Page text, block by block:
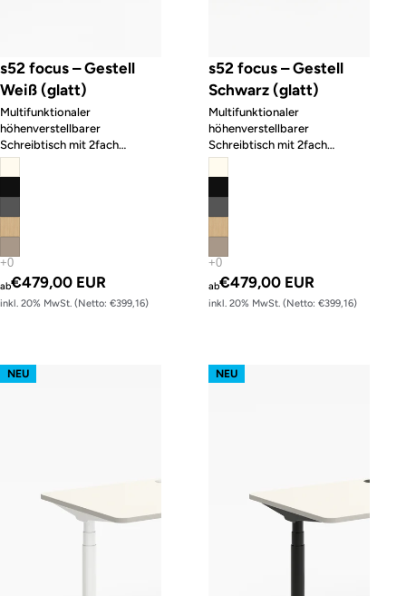
s52 focus – Gestell
Weiß (glatt)
Multifunktionaler
höhenverstellbarer
Schreibtisch mit 2fach
Memory-Funktion
ab€479,00 EUR
inkl. 20% MwSt. (Netto: €399,16)
s52 focus – Gestell
Schwarz (glatt)
Multifunktionaler
höhenverstellbarer
Schreibtisch mit 2fach
Memory-Funktion
ab€479,00 EUR
inkl. 20% MwSt. (Netto: €399,16)
s62 prime – Gestell Weiß (glatt)
NEU s62 prime – Gestell Schwarz
NEU